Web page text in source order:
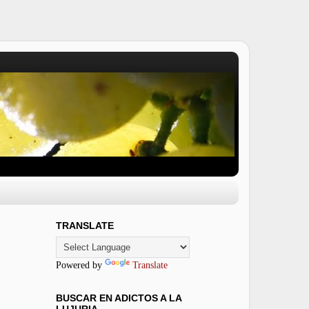
TRANSLATE
Powered by Translate
BUSCAR EN ADICTOS A LA